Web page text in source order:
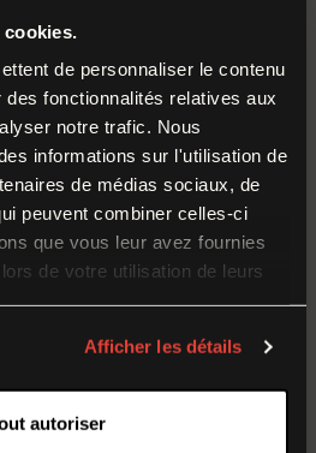
de personnaliser le contenu
fonctionnalités relatives aux
notre trafic. Nous
informations sur l'utilisation de
de médias sociaux, de
peuvent combiner celles-ci
que vous leur avez fournies
de votre utilisation de leurs
Afficher les détails
autoriser
nos équipes préparent la
leurs missions autour des
et du musée.
rendez-vous dès lesamedi 5
réouverture à l’occasion du
historique 1914-1918
Closure
Great War is closed to the
to 4 September 2026